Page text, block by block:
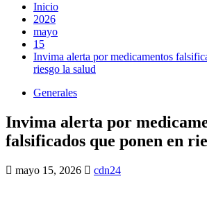
Inicio
2026
mayo
15
Invima alerta por medicamentos
riesgo la salud
Generales
Invima alerta por
falsificados que ponen en
mayo 15, 2026 cdn24